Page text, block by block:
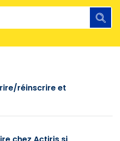
réinscrire et